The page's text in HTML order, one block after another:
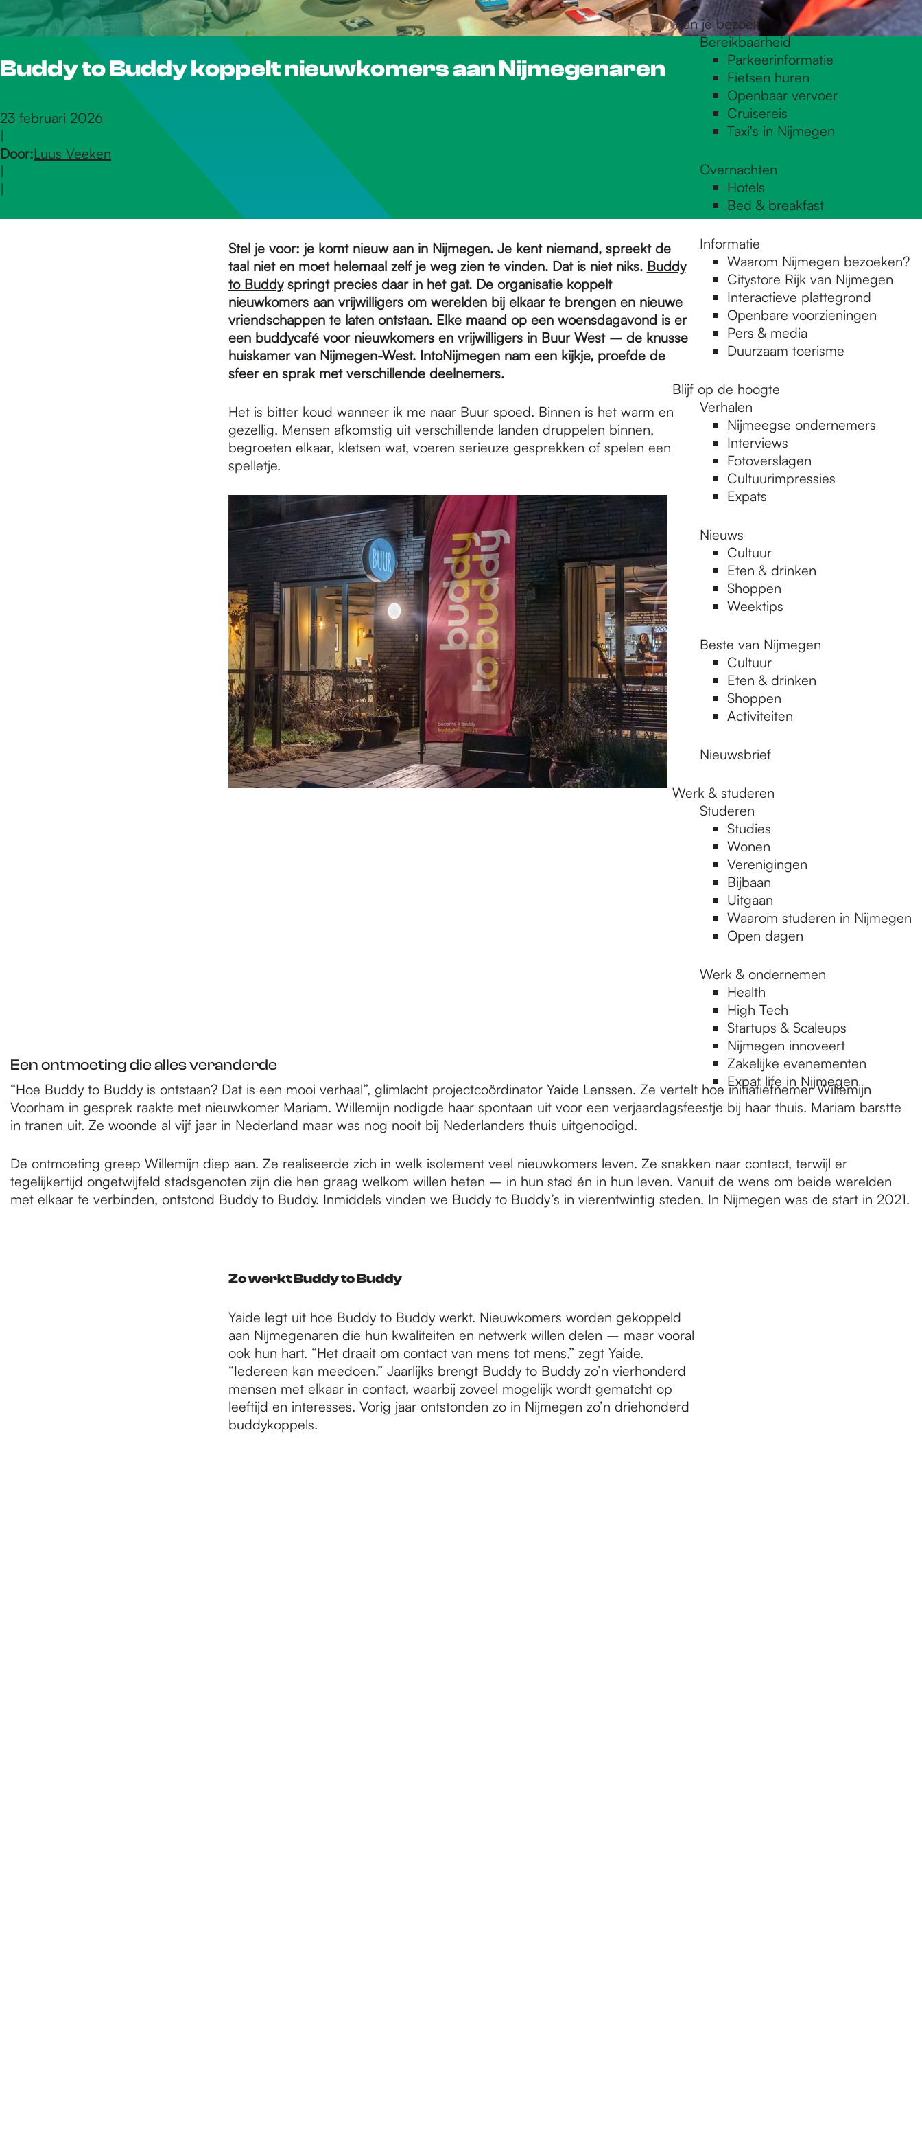
Plan je bezoek
Bereikbaarheid
Parkeerinformatie
Fietsen huren
Openbaar vervoer
Cruisereis
Taxi's in Nijmegen
Overnachten
Hotels
Bed & breakfast
Informatie
Waarom Nijmegen bezoeken?
Citystore Rijk van Nijmegen
Interactieve plattegrond
Openbare voorzieningen
Pers & media
Duurzaam toerisme
Blijf op de hoogte
Verhalen
Nijmeegse ondernemers
Interviews
Fotoverslagen
Cultuurimpressies
Expats
Nieuws
Cultuur
Eten & drinken
Shoppen
Weektips
Beste van Nijmegen
Cultuur
Eten & drinken
Shoppen
Activiteiten
Nieuwsbrief
Werk & studeren
Studeren
Studies
Wonen
Verenigingen
Bijbaan
Uitgaan
Waarom studeren in Nijmegen
Open dagen
Werk & ondernemen
Health
High Tech
Startups & Scaleups
Nijmegen innoveert
Zakelijke evenementen
Expat life in Nijmegen
Buddy to Buddy koppelt nieuwkomers aan Nijmegenaren
23 februari 2026
|
Door:Luus Veeken
|
|
Stel je voor: je komt nieuw aan in Nijmegen. Je kent niemand, spreekt de
taal niet en moet helemaal zelf je weg zien te vinden. Dat is niet niks. Buddy
to Buddyspringt precies daar in het gat. De organisatie koppelt
nieuwkomers aan vrijwilligers om werelden bij elkaar te brengen en nieuwe
vriendschappen te laten ontstaan. Elke maand op een woensdagavond is er
een buddycafé voor nieuwkomers en vrijwilligers in Buur West – de knusse
huiskamer van Nijmegen-West. IntoNijmegen nam een kijkje, proefde de
sfeer en sprak met verschillende deelnemers.
Het is bitter koud wanneer ik me naar Buur spoed. Binnen is het warm en
gezellig. Mensen afkomstig uit verschillende landen druppelen binnen,
begroeten elkaar, kletsen wat, voeren serieuze gesprekken of spelen een
spelletje.
Een ontmoeting die alles veranderde
“Hoe Buddy to Buddy is ontstaan? Dat is een mooi verhaal”, glimlacht projectcoördinator Yaide Lenssen. Ze vertelt hoe initiatiefnemer Willemijn
Voorham in gesprek raakte met nieuwkomer Mariam. Willemijn nodigde haar spontaan uit voor een verjaardagsfeestje bij haar thuis. Mariam barstte
in tranen uit. Ze woonde al vijf jaar in Nederland maar was nog nooit bij Nederlanders thuis uitgenodigd.
De ontmoeting greep Willemijn diep aan. Ze realiseerde zich in welk isolement veel nieuwkomers leven. Ze snakken naar contact, terwijl er
tegelijkertijd ongetwijfeld stadsgenoten zijn die hen graag welkom willen heten – in hun stad én in hun leven. Vanuit de wens om beide werelden
met elkaar te verbinden, ontstond Buddy to Buddy. Inmiddels vinden we Buddy to Buddy’s in vierentwintig steden. In Nijmegen was de start in 2021.
Zo werkt Buddy to Buddy
Yaide legt uit hoe Buddy to Buddy werkt. Nieuwkomers worden gekoppeld
aan Nijmegenaren die hun kwaliteiten en netwerk willen delen – maar vooral
ook hun hart. “Het draait om contact van mens tot mens,” zegt Yaide.
“Iedereen kan meedoen.” Jaarlijks brengt Buddy to Buddy zo’n vierhonderd
mensen met elkaar in contact, waarbij zoveel mogelijk wordt gematcht op
leeftijd en interesses. Vorig jaar ontstonden zo in Nijmegen zo’n driehonderd
buddykoppels.